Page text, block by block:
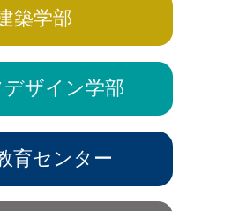
築学部
ザイン学部
育センター